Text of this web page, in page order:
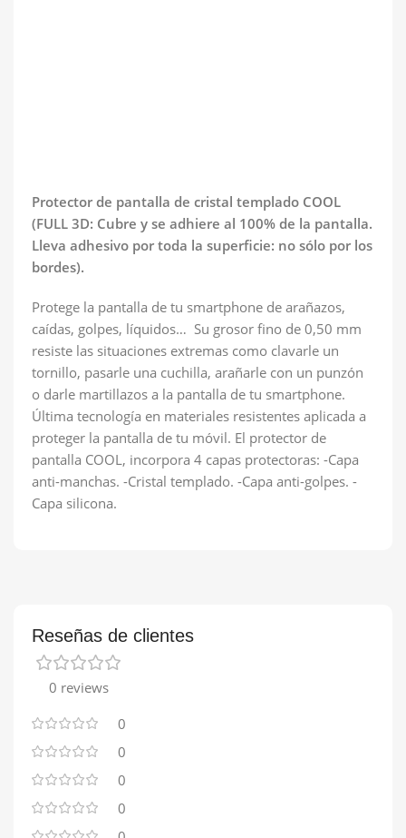
Protector de pantalla de cristal templado COOL
(FULL 3D: Cubre y se adhiere al 100% de la pantalla.
Lleva adhesivo por toda la superficie: no sólo por los
bordes).
Protege la pantalla de tu smartphone de arañazos,
caídas, golpes, líquidos… Su grosor fino de 0,50 mm
resiste las situaciones extremas como clavarle un
tornillo, pasarle una cuchilla, arañarle con un punzón
o darle martillazos a la pantalla de tu smartphone.
Última tecnología en materiales resistentes aplicada a
proteger la pantalla de tu móvil. El protector de
pantalla COOL, incorpora 4 capas protectoras: -Capa
anti-manchas. -Cristal templado. -Capa anti-golpes. -
Capa silicona.
Reseñas de clientes
0 reviews
0
0
0
0